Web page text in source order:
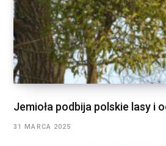
Jemioła podbija polskie lasy i
31 MARCA 2025